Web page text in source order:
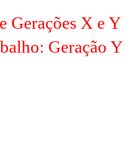
Gerações X e Y
Geração Y